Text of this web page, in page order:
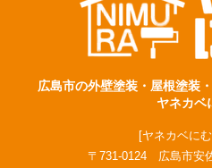
広島市の外壁塗装・屋根塗装
ヤネカベ
[ヤネカベに
〒731-0124 広島市安